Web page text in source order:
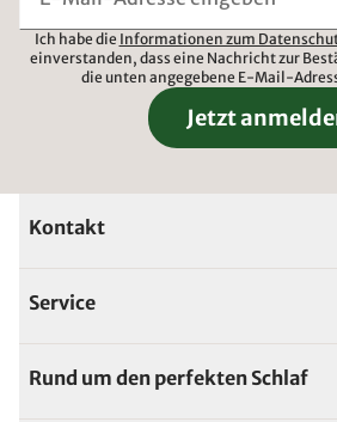
Ich habe die Informationen zum
einverstanden, dass eine Nachricht zur
die unten angegebene E-Mail-
Jetzt
Kontakt
Service
Rund um den perfekten Schlaf